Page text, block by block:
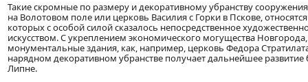
Такие скромные по размеру и декоративному убранству
на Волотовом поле или церковь Василия с Горки в Пскове,
которых с особой силой сказалось непосредственное
искусством. С укреплением экономического могущества
монументальные здания, как, например, церковь Федора
нарядном декоративном убранстве получает дальнейшее
Липне.